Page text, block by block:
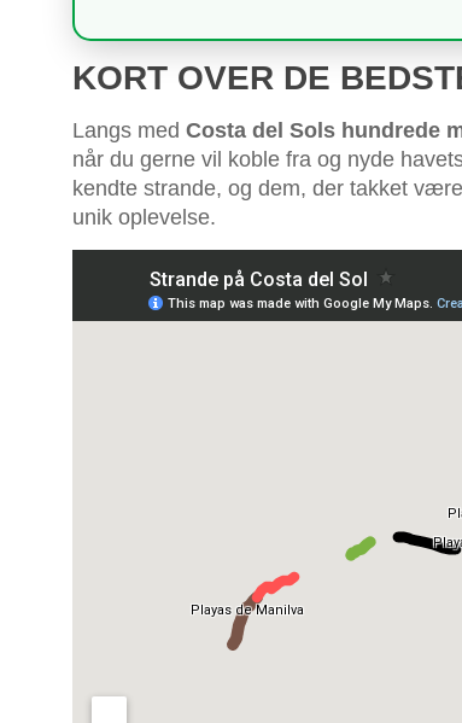
KORT OVER DE
Langs med Costa del Sols hundrede
når du gerne vil koble fra og nyde
kendte strande, og dem, der takket
unik oplevelse.